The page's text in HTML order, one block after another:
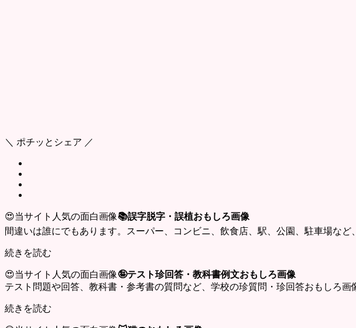
＼ ポチッとシェア ／
😍当サイト人気の面白画像📚誤字脱字・誤植おもしろ画像
間違いは誰にでもあります。スーパー、コンビニ、飲食店、駅、公園、駐車場な
続きを読む
😍当サイト人気の面白画像🤪テスト珍回答・教科書例文おもしろ画像
テスト問題や回答、教科書・参考書の質問など、学校の珍質問・珍回答おもしろ画
続きを読む